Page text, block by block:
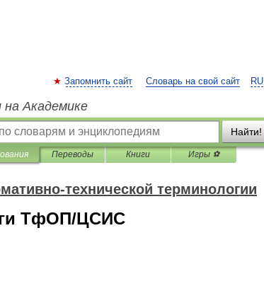
RU
Запомнить сайт Словарь на свой сайт
на Академике
Найти!
Переводы Книги Игры ⚽
технической терминологии
ТфОП/ЦСИС